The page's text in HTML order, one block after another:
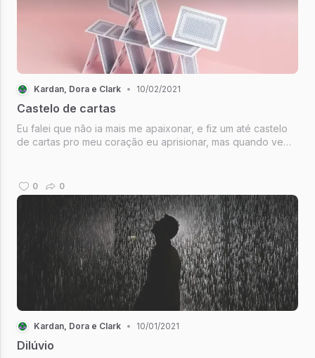
Kardan, Dora e Clark • 10/02/2021
Castelo de cartas
Eu falei que não ia mais me apaixonar, e fiz um até castelo
de cartas pro meu coração eu aprisionar, mas quando vem,
0 0
Kardan, Dora e Clark • 10/01/2021
Dilúvio